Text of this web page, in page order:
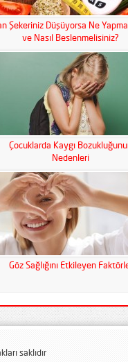
Şekeriniz Düşüyorsa Ne
ve Nasıl Beslenmelisiniz?
Çocuklarda Kaygı
Nedenleri
Göz Sağlığını Etkileyen
saklıdır